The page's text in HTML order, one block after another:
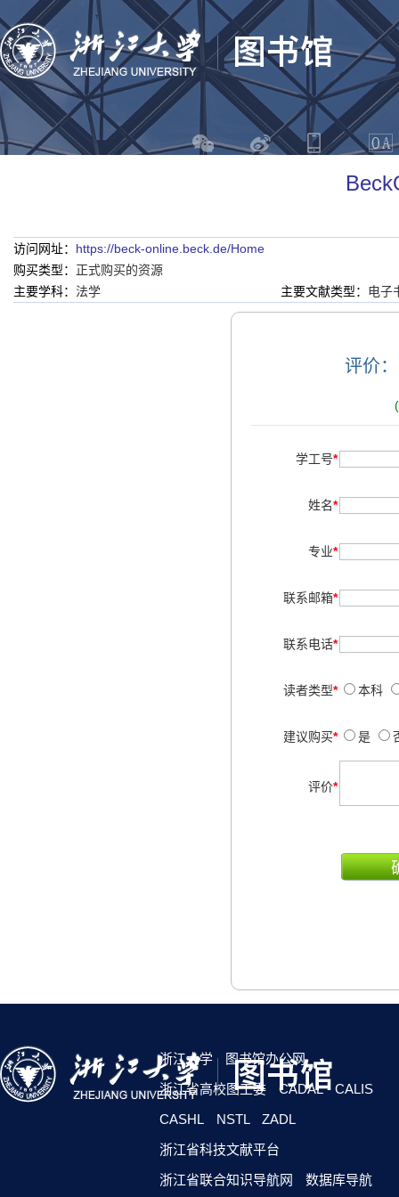
访问网址： https://beck-online.beck.de/Home
购买类型： 正式购买的资源
主要学科： 法学 主要文献类型： 电子
评价
学工号*
姓名*
专业*
联系邮箱*
联系电话*
读者类型* 本科
建议购买* 是
评价*
浙江大学
图书馆办公网
浙江省高校图工委
CADAL
CALIS
CASHL
NSTL
ZADL
浙江省科技文献平台
浙江省联合知识导航网
数据库导航